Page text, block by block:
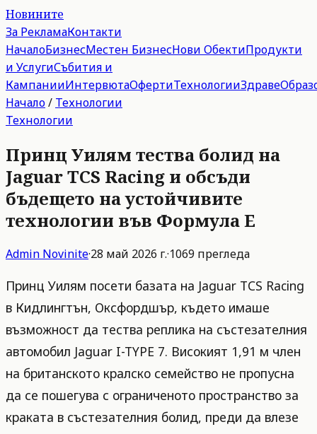
Новините
За РекламаКонтакти
НачалоБизнесМестен БизнесНови ОбектиПродукти
и УслугиСъбития и
КампанииИнтервютаОфертиТехнологииЗдраве
Начало/ Технологии
Технологии
Принц Уилям тества болид на
Jaguar TCS Racing и обсъди
бъдещето на устойчивите
технологии във Формула Е
Admin Novinite·28 май 2026 г.·1069 прегледа
Принц Уилям посети базата на Jaguar TCS Racing
в Кидлингтън, Оксфордшър, където имаше
възможност да тества реплика на състезателния
автомобил Jaguar I-TYPE 7. Високият 1,91 м член
на британското кралско семейство не пропусна
да се пошегува с ограниченото пространство за
краката в състезателния болид, преди да влезе